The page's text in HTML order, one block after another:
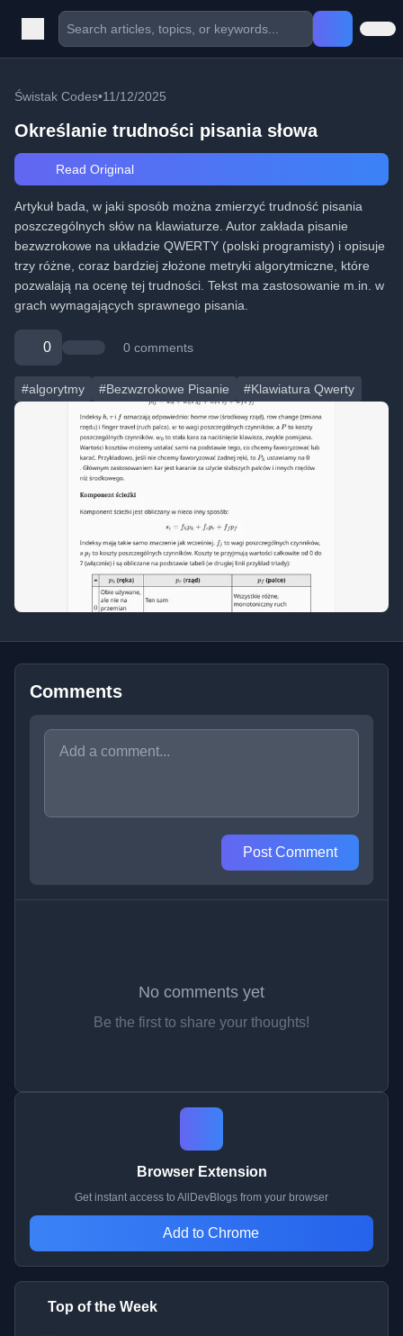
Świstak Codes•11/12/2025
Określanie trudności pisania słowa
Read Original
Artykuł bada, w jaki sposób można zmierzyć trudność pisania
poszczególnych słów na klawiaturze. Autor zakłada pisanie
bezwzrokowe na układzie QWERTY (polski programisty) i opisuje
trzy różne, coraz bardziej złożone metryki algorytmiczne, które
pozwalają na ocenę tej trudności. Tekst ma zastosowanie m.in. w
grach wymagających sprawnego pisania.
0 0 comments
#algorytmy #Bezwzrokowe Pisanie #Klawiatura Qwerty
Comments
Post Comment
No comments yet
Be the first to share your thoughts!
Browser Extension
Get instant access to AllDevBlogs from your browser
Add to Chrome
Top of the Week